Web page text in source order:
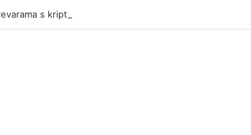
s kriptovalutama oštetio dvije žene za 42.000 KM